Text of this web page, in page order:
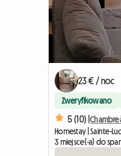
23 € / noc
Zweryfikowano
5 (10) |
Homestay | Sainte-
3 miejsce(-a) do